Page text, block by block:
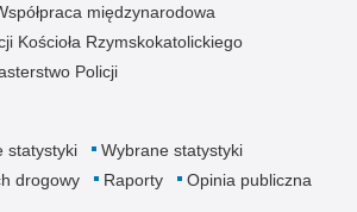
międzynarodowa
Kościoła Rzymskokatolickiego
Policji
statystyki
Wybrane statystyki
drogowy Raporty Opinia publiczna